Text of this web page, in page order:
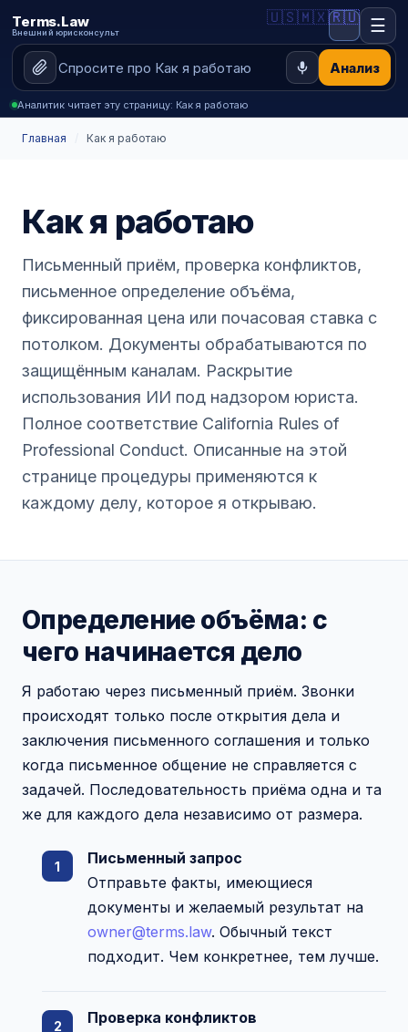
Terms.Law
Внешний юрисконсульт
Анализ
🇺🇸🇲🇽🇷🇺 ☰
Аналитик читает эту страницу: Как я работаю
Главная Как я работаю
Как я работаю
Письменный приём, проверка конфликтов,
письменное определение объёма,
фиксированная цена или почасовая ставка с
потолком. Документы обрабатываются по
защищённым каналам. Раскрытие
использования ИИ под надзором юриста.
Полное соответствие California Rules of
Professional Conduct. Описанные на этой
странице процедуры применяются к
каждому делу, которое я открываю.
Определение объёма: с
чего начинается дело
Я работаю через письменный приём. Звонки
происходят только после открытия дела и
заключения письменного соглашения и только
когда письменное общение не справляется с
задачей. Последовательность приёма одна и та
же для каждого дела независимо от размера.
Письменный запрос
Отправьте факты, имеющиеся
документы и желаемый результат на
owner@terms.law. Обычный текст
подходит. Чем конкретнее, тем лучше.
Проверка конфликтов